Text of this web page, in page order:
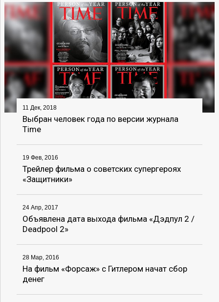
11 Дек, 2018
Выбран человек года по версии журнала
Time
19 Фев, 2016
Трейлер фильма о советских супергероях
«Защитники»
24 Апр, 2017
Объявлена дата выхода фильма «Дэдпул 2 /
Deadpool 2»
28 Мар, 2016
На фильм «Форсаж» с Гитлером начат сбор
денег